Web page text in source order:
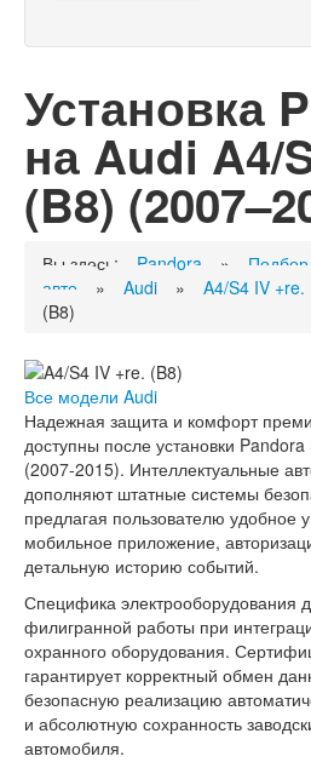
Установка
на Audi A4/
(B8)
Вы здесь: Pandora »
Подбор
авто
» Audi » A4/S4 IV +re.
(B8)
Все модели Audi
Надежная защита и комфорт
доступны после установки
(2007-2015). Интеллектуальные
дополняют штатные системы
предлагая пользователю удобное
мобильное приложение,
детальную историю событий.
Специфика электрооборудования
филигранной работы при
охранного оборудования.
гарантирует корректный обмен
безопасную реализацию
и абсолютную сохранность
автомобиля.